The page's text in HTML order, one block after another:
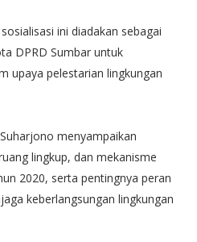
ini diadakan sebagai
DPRD Sumbar untuk
upaya pelestarian lingkungan
menyampaikan
lingkup, dan mekanisme
2020, serta pentingnya peran
keberlangsungan lingkungan